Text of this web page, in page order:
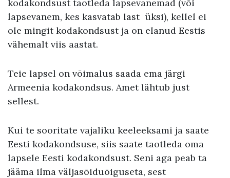
kodakondsust taotleda lapsevanemad (või
lapsevanem, kes kasvatab last üksi), kellel ei
ole mingit kodakondsust ja on elanud Eestis
vähemalt viis aastat.
Teie lapsel on võimalus saada ema järgi
Armeenia kodakondsus. Amet lähtub just
sellest.
Kui te sooritate vajaliku keeleeksami ja saate
Eesti kodakondsuse, siis saate taotleda oma
lapsele Eesti kodakondsust. Seni aga peab ta
jääma ilma väljasõiduõiguseta, sest